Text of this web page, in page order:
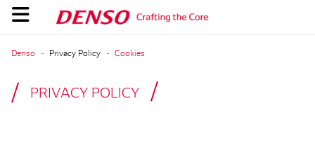
Denso Privacy Policy Cookies
PRIVACY POLICY